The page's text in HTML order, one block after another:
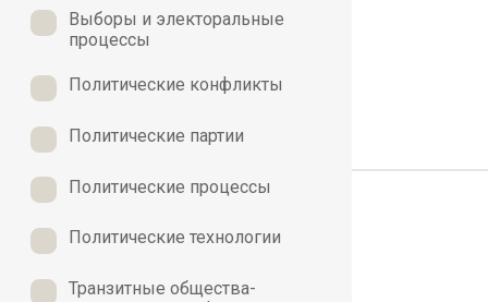
Выборы и электоральные
процессы
Политические конфликты
Политические партии
Политические процессы
Политические технологии
Транзитные общества-